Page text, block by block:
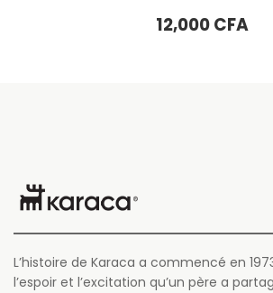
2,500CFA
L’histoire de Karaca a commencé en
l’espoir et l’excitation qu’un père a